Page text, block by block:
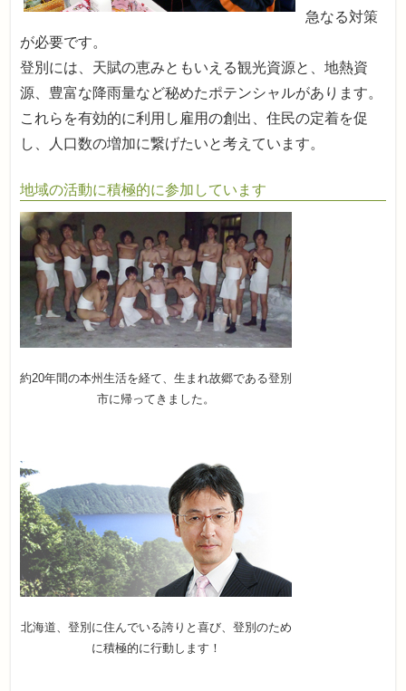
急なる対策
が必要です。
登別には、天賦の恵みともいえる観光資源と、地熱資
源、豊富な降雨量など秘めたポテンシャルがあります。
これらを有効的に利用し雇用の創出、住民の定着を促
し、人口数の増加に繋げたいと考えています。
地域の活動に積極的に参加しています
約20年間の本州生活を経て、生まれ故郷である登別
市に帰ってきました。
北海道、登別に住んでいる誇りと喜び、登別のため
に積極的に行動します！